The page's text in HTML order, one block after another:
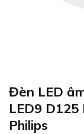
Đèn LED
LED9
Philips